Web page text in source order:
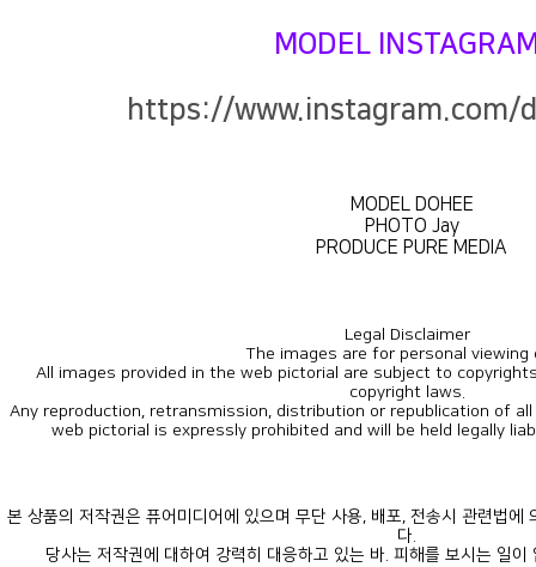
MODEL
https://www.instagram.com/
MODEL DOHEE
PHOTO Jay
PRODUCE PURE MEDIA
Legal Disclaimer
The images are for personal viewing
copyright laws.
web pictorial is expressly prohibited and will be held legally
다.
당사는 저작권에 대하여 강력히 대응하고 있는 바. 피해를 보시는 일